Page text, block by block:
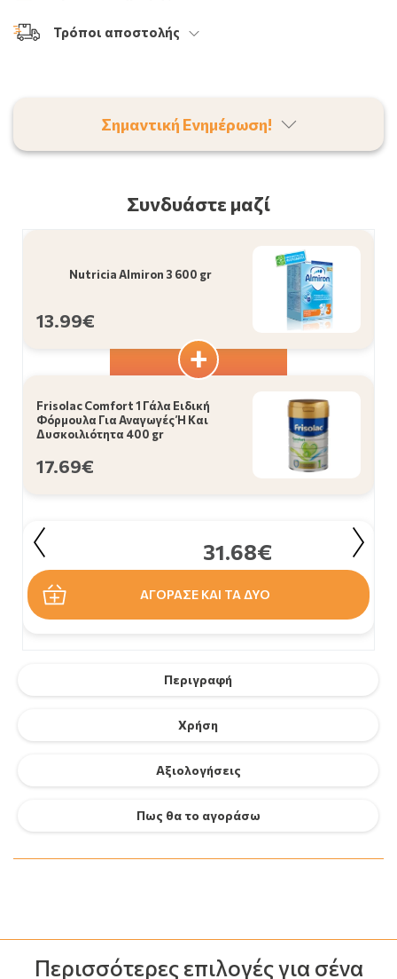
Τρόποι αποστολής
Σημαντική Ενημέρωση!
Περιγραφή
Χρήση
Αξιολογήσεις
Πως θα το αγοράσω
Συνδυάστε μαζί
Nutricia Almiron 3 600 gr
13.99€
Frisolac Comfort 1 Γάλα Ειδική
Φόρμουλα Για Αναγωγές Ή Και
Δυσκοιλιότητα 400 gr
17.69€
31.68€
ΑΓΟΡΑΣΕ ΚΑΙ ΤΑ ΔΥΟ
Περισσότερες επιλογές για σένα